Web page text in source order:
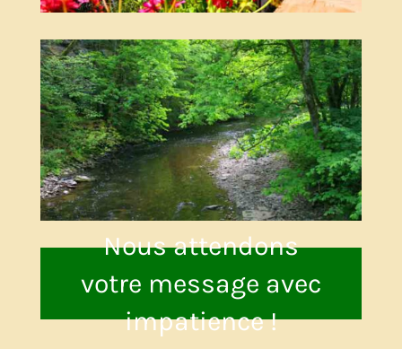
Nous attendons
votre message avec
impatience !